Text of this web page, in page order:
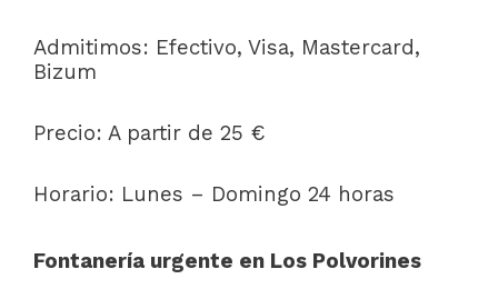
Admitimos: Efectivo, Visa, Mastercard,
Bizum
Precio: A partir de 25 €
Horario: Lunes – Domingo 24 horas
Fontanería urgente en Los Polvorines